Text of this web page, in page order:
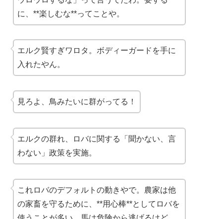
に、**楽しむな**ってことや。
エルク賢すぎワロタ。ボディーガードを手に
入れたやん。
見ろよ、鳥みたいに群がってる！
エルクの群れ、ロバに関する「聞かない、言
わない」政策を実施。
これロバのデフォルトの動きやで。農家は他
の家畜を守るために、**用心棒**としてロバを